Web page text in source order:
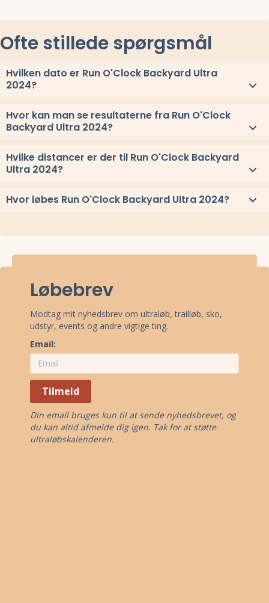
Ofte stillede spørgsmål
Hvilken dato er Run O'Clock Backyard Ultra
2024?
Run O'Clock Backyard Ultra 2024 løbes lørdag 31. august 2024.
Hvor kan man se resultaterne fra Run O'Clock
Backyard Ultra 2024?
Se link til resultaterne eller se alle vindere herover
Hvilke distancer er der til Run O'Clock Backyard
Ultra 2024?
Til Run O'Clock Backyard Ultra 2024 løbes distancerne og 6,7 km
x ∞
Hvor løbes Run O'Clock Backyard Ultra 2024?
Løbebrev
Modtag mit nyhedsbrev om ultraløb, trailløb, sko,
udstyr, events og andre vigtige ting.
Email:
Tilmeld
Din email bruges kun til at sende nyhedsbrevet, og
du kan altid afmelde dig igen. Tak for at støtte
ultraløbskalenderen.